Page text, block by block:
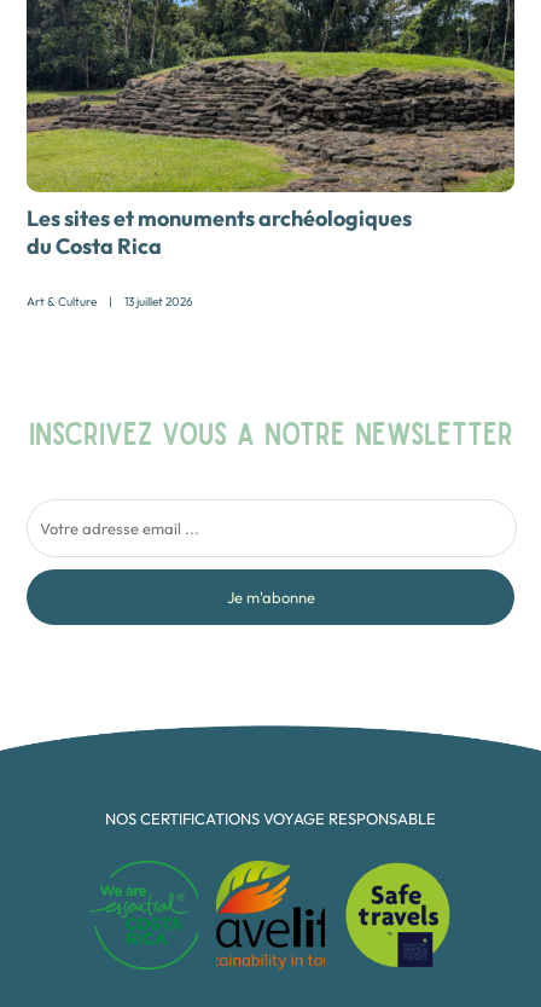
Les sites et monuments archéologiques
du Costa Rica
Art & Culture | 13 juillet 2026
INSCRIVEZ VOUS A NOTRE NEWSLETTER
Je m'abonne
NOS CERTIFICATIONS VOYAGE RESPONSABLE